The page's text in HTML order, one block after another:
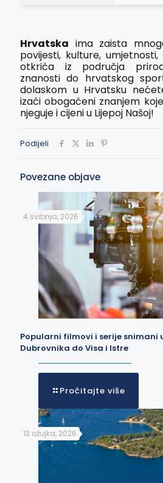
Hrvatska ima zaista
povijesti, kulture, umjetnosti,
otkrića iz područja
znanosti do hrvatskog
dolaskom u Hrvatsku
izaći obogaćeni znanjem
njeguje i cijeni u Lijepoj Našoj!
Podijeli
Povezane objave
4 svibnja, 2026
Popularni filmovi i serije snimani
Dubrovnika do Visa i Istre
Pročitajte više
13 ožujka, 2026